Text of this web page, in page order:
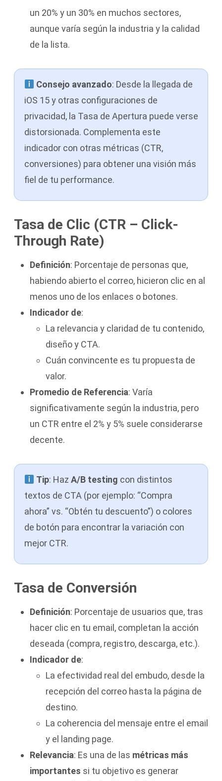
un 20% y un 30% en muchos sectores,
aunque varía según la industria y la calidad
de la lista.
Consejo avanzado: Desde la llegada de
iOS 15 y otras configuraciones de
privacidad, la Tasa de Apertura puede verse
distorsionada. Complementa este
indicador con otras métricas (CTR,
conversiones) para obtener una visión más
fiel de tu performance.
Tasa de Clic (CTR – Click-
Through Rate)
Definición: Porcentaje de personas que,
habiendo abierto el correo, hicieron clic en al
menos uno de los enlaces o botones.
Indicador de:
La relevancia y claridad de tu contenido,
diseño y CTA.
Cuán convincente es tu propuesta de
valor.
Promedio de Referencia: Varía
significativamente según la industria, pero
un CTR entre el 2% y 5% suele considerarse
decente.
Tip: HazA/B testing con distintos
textos de CTA (por ejemplo: “Compra
ahora” vs. “Obtén tu descuento”) o colores
de botón para encontrar la variación con
mejor CTR.
Tasa de Conversión
Definición: Porcentaje de usuarios que, tras
hacer clic en tu email, completan la acción
deseada (compra, registro, descarga, etc.).
Indicador de:
La efectividad real del embudo, desde la
recepción del correo hasta la página de
destino.
La coherencia del mensaje entre el email
y el landing page.
Relevancia: Es una de las métricas más
importantes si tu objetivo es generar